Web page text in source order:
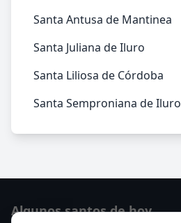
Santa Antusa de Mantinea
Santa Juliana de Iluro
Santa Liliosa de Córdoba
Santa Semproniana de Iluro
Algunos santos de hoy